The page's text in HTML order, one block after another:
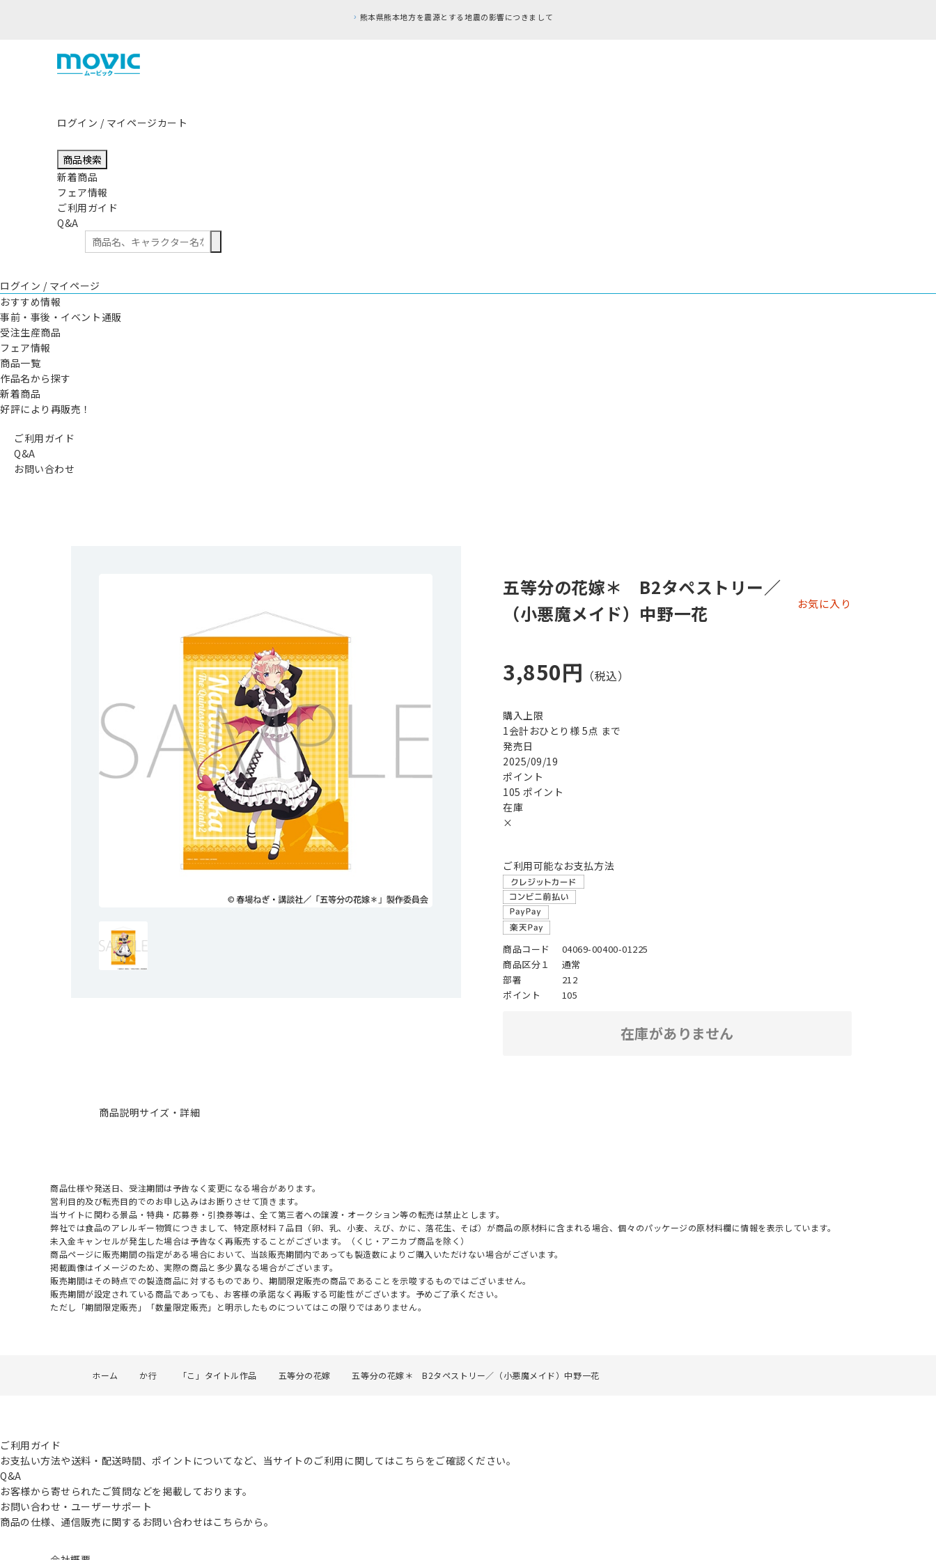
RFC違反アドレスのご利用について
ログイン / マイページカート
商品検索
新着商品
フェア情報
ご利用ガイド
Q&A
ログイン / マイページ
おすすめ情報
事前・事後・イベント通販
受注生産商品
フェア情報
商品一覧
作品名から探す
新着商品
好評により再販売！
ご利用ガイド
Q&A
お問い合わせ
五等分の花嫁＊ B2タペストリー／
（小悪魔メイド）中野一花
お気に入り
3,850円
購入上限
1会計おひとり様 5点 まで
発売日
2025/09/19
ポイント
105 ポイント
在庫
×
ご利用可能なお支払方法
商品コード
04069-00400-01225
商品区分１
通常
部署
212
ポイント
105
在庫がありません
商品説明サイズ・詳細
商品仕様や発送日、受注期間は予告なく変更になる場合があります。
営利目的及び転売目的でのお申し込みはお断りさせて頂きます。
当サイトに関わる景品・特典・応募券・引換券等は、全て第三者への譲渡・オークション等の転売は禁止とします。
弊社では食品のアレルギー物質につきまして、特定原材料７品目（卵、乳、小麦、えび、かに、落花生、そば）が商品の原材料に含まれる場合、個々のパッケージの原材料欄に情報を表示しています。
未入金キャンセルが発生した場合は予告なく再販売することがございます。（くじ・アニカプ商品を除く）
商品ページに販売期間の指定がある場合において、当該販売期間内であっても製造数によりご購入いただけない場合がございます。
掲載画像はイメージのため、実際の商品と多少異なる場合がございます。
販売期間はその時点での製造商品に対するものであり、期間限定販売の商品であることを示唆するものではございません。
販売期間が設定されている商品であっても、お客様の承諾なく再販する可能性がございます。予めご了承ください。
ただし「期間限定販売」「数量限定販売」と明示したものについてはこの限りではありません。
ホーム か行 「こ」タイトル作品 五等分の花嫁 五等分の花嫁＊ B2タペストリー／（小悪魔メイド）中野一花
ご利用ガイド
お支払い方法や送料・配送時間、ポイントについてなど、当サイトのご利用に関してはこちらをご確認ください。
Q&A
お客様から寄せられたご質問などを掲載しております。
お問い合わせ・ユーザーサポート
商品の仕様、通信販売に関するお問い合わせはこちらから。